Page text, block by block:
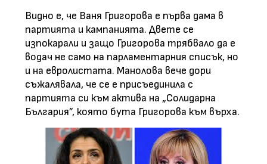
Видно е, че Ваня Григорова е първа дама в
партията и кампанията. Двете се
изпокарали и защо Григорова трябвало да е
водач не само на парламентарния списък, но
и на евролистата. Манолова вече дори
съжалявала, че се е присъединила с
партията си към актива на „Солидарна
България”, която бута Григорова към върха.